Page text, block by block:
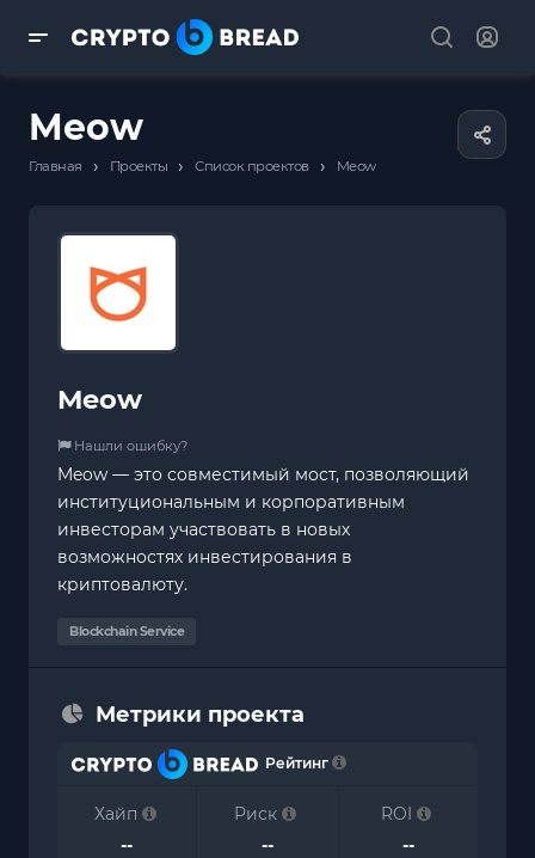
Meow
Главная › Проекты › Список проектов › Meow
Meow
Нашли ошибку?
Meow — это совместимый мост, позволяющий
институциональным и корпоративным
инвесторам участвовать в новых
возможностях инвестирования в
криптовалюту.
Blockchain Service
Метрики проекта
Рейтинг
Хайп
--
Риск
--
ROI
--